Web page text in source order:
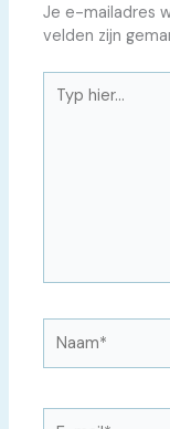
Je e-mailadres
velden zijn
hier...